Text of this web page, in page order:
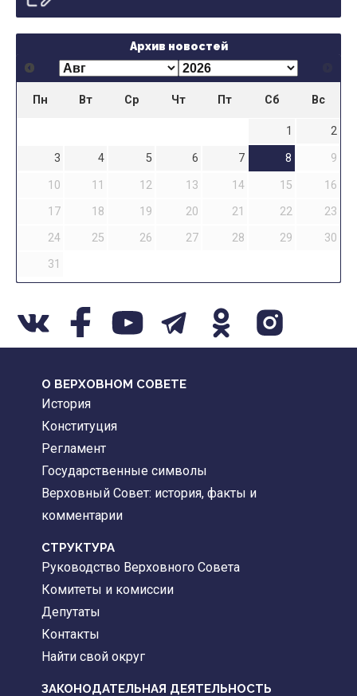
Архив новостей
Пн Вт Ср Чт Пт Сб Вс
1
2
3
4 5 6 7 8
9
10
11 12 13 14 15
16
17
18 19 20 21 22
23
24
25 26 27 28 29
30
31
О ВЕРХОВНОМ СОВЕТЕ
История
Конституция
Регламент
Государственные символы
Верховный Совет: история, факты и
комментарии
CТРУКТУРА
Руководство Верховного Совета
Комитеты и комиссии
Депутаты
Контакты
Найти свой округ
ЗАКОНОДАТЕЛЬНАЯ ДЕЯТЕЛЬНОСТЬ